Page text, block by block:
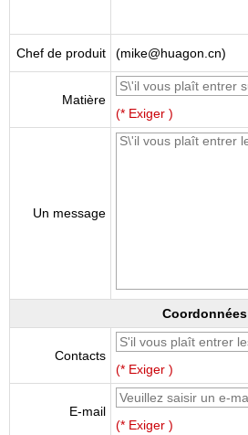
Chef de produit (mike@huagon.cn)
Matière
(* Exiger )
Un message
Coordonnées
Contacts
(* Exiger )
E-mail
(* Exiger )